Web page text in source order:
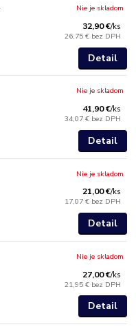
32,90 €/ks
26,75 € bez DPH
Nie je skladom
Detail
41,90 €/ks
34,07 € bez DPH
Nie je skladom
Detail
21,00 €/ks
17,07 € bez DPH
Nie je skladom
Detail
27,00 €/ks
21,95 € bez DPH
Nie je skladom
Detail